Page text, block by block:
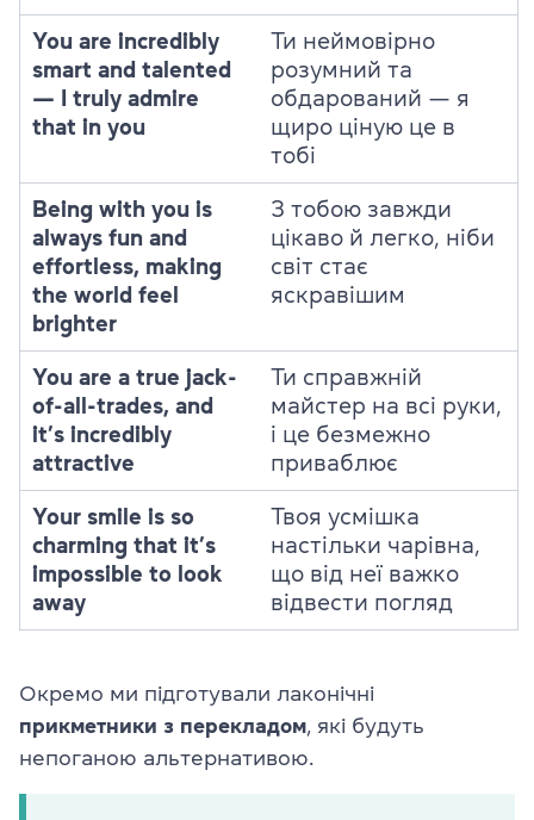
You are incredibly
smart and talented
— I truly admire
that in you
Ти неймовірно
розумний та
обдарований — я
щиро ціную це в
тобі
Being with you is
always fun and
effortless, making
the world feel
brighter
З тобою завжди
цікаво й легко, ніби
світ стає
яскравішим
You are a true jack-
of-all-trades, and
it’s incredibly
attractive
Ти справжній
майстер на всі руки,
і це безмежно
приваблює
Your smile is so
charming that it’s
impossible to look
away
Твоя усмішка
настільки чарівна,
що від неї важко
відвести погляд
Окремо ми підготували лаконічні
прикметники з перекладом, які будуть
непоганою альтернативою.